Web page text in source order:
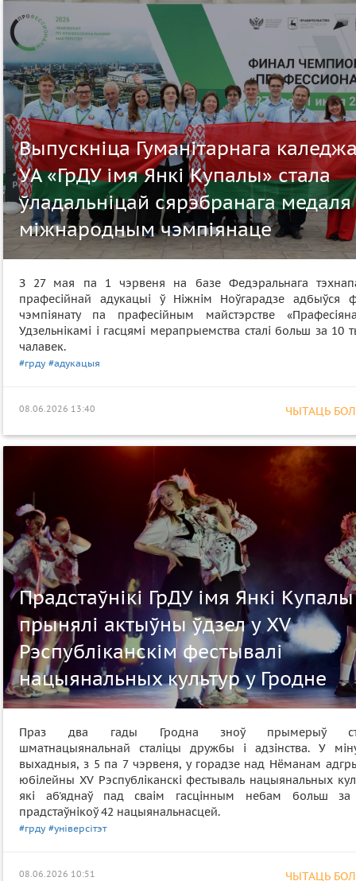
Выпускніца Гуманітарнага
УА «ГрДУ імя Янкі Купалы» стала
ўладальніцай сярэбранага
міжнародным чэмпіянаце
З 27 мая па 1 чэрвеня на базе Федэральнага
прафесійнай адукацыі ў Ніжнім Ноўгарадзе адбыўся
чэмпіянату па прафесійным майстэрстве
Удзельнікамі і гасцямі мерапрыемства сталі больш за 10
чалавек.
#грду #адукацыя
ЧЫТАЦЬ
08.06.2026 13:40
Прадстаўнікі ГрДУ імя Янкі Купалы
прынялі актыўны ўдзел у XV
Рэспубліканскім фестывалі
нацыянальных культур у Гродне
Праз два гады Гродна зноў прымерыў
шматнацыянальнай сталіцы дружбы і адзінства. У
выхадныя, з 5 па 7 чэрвеня, у горадзе над Нёманам
юбілейны XV Рэспубліканскі фестываль нацыянальных
які аб'яднаў пад сваім гасцінным небам больш
прадстаўнікоў 42 нацыянальнасцей.
#грду #універсітэт
ЧЫТАЦЬ
08.06.2026 10:51